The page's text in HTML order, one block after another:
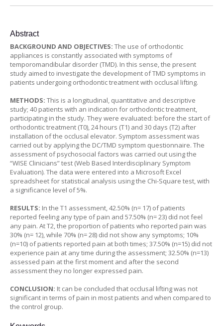
Abstract
BACKGROUND AND OBJECTIVES: The use of orthodontic
appliances is constantly associated with symptoms of
temporomandibular disorder (TMD). In this sense, the present
study aimed to investigate the development of TMD symptoms in
patients undergoing orthodontic treatment with occlusal lifting.
METHODS: This is a longitudinal, quantitative and descriptive
study; 40 patients with an indication for orthodontic treatment,
participating in the study. They were evaluated: before the start of
orthodontic treatment (T0), 24 hours (T1) and 30 days (T2) after
installation of the occlusal elevator. Symptom assessment was
carried out by applying the DC/TMD symptom questionnaire. The
assessment of psychosocial factors was carried out using the
“WISE Clinicians” test (Web Based Interdisciplinary Symptom
Evaluation). The data were entered into a Microsoft Excel
spreadsheet for statistical analysis using the Chi-Square test, with
a significance level of 5%.
RESULTS: In the T1 assessment, 42.50% (n= 17) of patients
reported feeling any type of pain and 57.50% (n= 23) did not feel
any pain. At T2, the proportion of patients who reported pain was
30% (n= 12), while 70% (n= 28) did not show any symptoms; 10%
(n=10) of patients reported pain at both times; 37.50% (n=15) did not
experience pain at any time during the assessment; 32.50% (n=13)
assessed pain at the first moment and after the second
assessment they no longer expressed pain.
CONCLUSION: It can be concluded that occlusal lifting was not
significant in terms of pain in most patients and when compared to
the control group.